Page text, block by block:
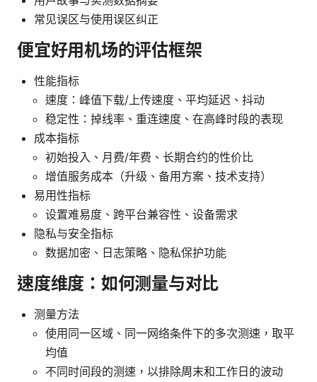
常见误区与使用误区纠正
便宜好用机场的评估框架
性能指标
速度：峰值下载/上传速度、平均延迟、抖动
稳定性：掉线率、重连速度、在高峰时段的表现
成本指标
初始投入、月费/年费、长期合约的性价比
增值服务成本（升级、备用方案、技术支持）
易用性指标
设置难易度、跨平台兼容性、设备需求
隐私与安全指标
数据加密、日志策略、隐私保护功能
速度维度：如何测量与对比
测量方法
使用同一区域、同一网络条件下的多次测速，取平
均值
不同时间段的测速，以排除周末和工作日的波动